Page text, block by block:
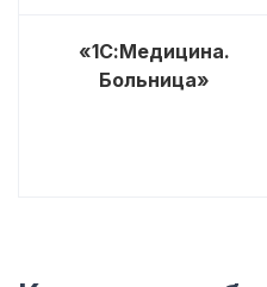
«1С:Медицина.
Больница»